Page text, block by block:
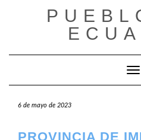
6 de mayo de 2023
PROVINCIA DE